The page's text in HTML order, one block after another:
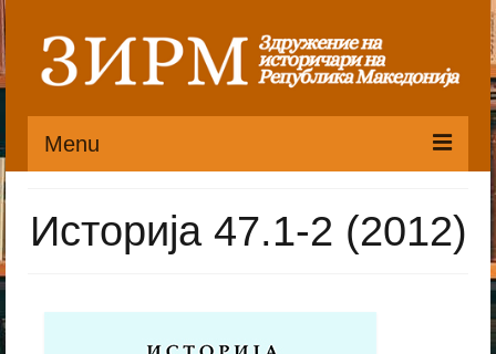
Menu
Органи
Статут
Историја 47.1-2 (2012)